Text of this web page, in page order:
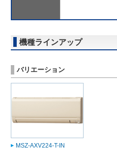
機種ラインアップ
バリエーション
MSZ-AXV224-T-IN